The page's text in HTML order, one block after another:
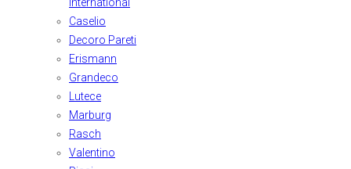
Caselio
Decoro Pareti
Erismann
Grandeco
Lutece
Marburg
Rasch
Valentino